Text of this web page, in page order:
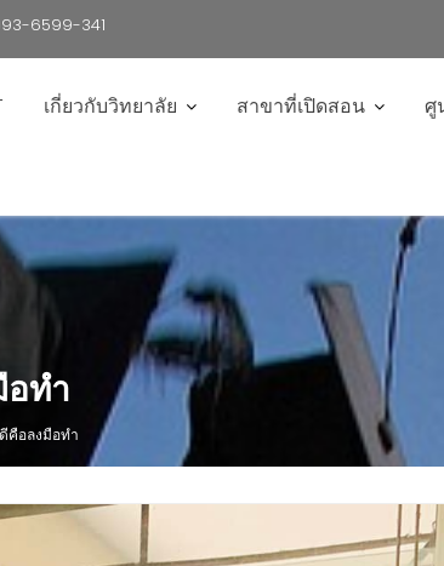
6599-341
เกี่ยวกับวิทยาลัย สาขาที่เปิดสอน ศู
อทำ
คือลงมือทำ